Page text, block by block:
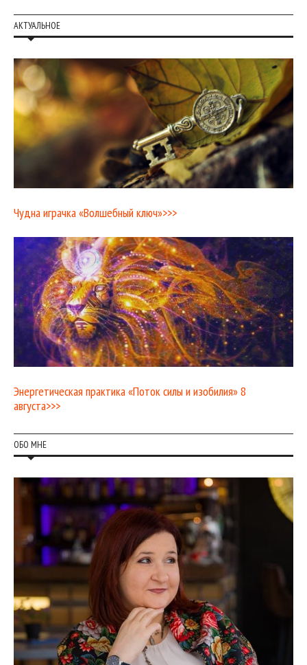
АКТУАЛЬНОЕ
Чудна играчка «Волшебный ключ»>>>
Энергетическая практика «Поток силы и изобилия» 8
августа>>>
ОБО МНЕ